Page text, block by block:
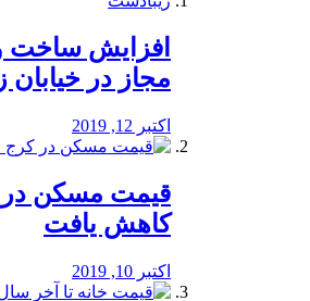
افزایش ساخت
مجاز در
اکتبر 12, 2019
کاهش یافت
اکتبر 10, 2019